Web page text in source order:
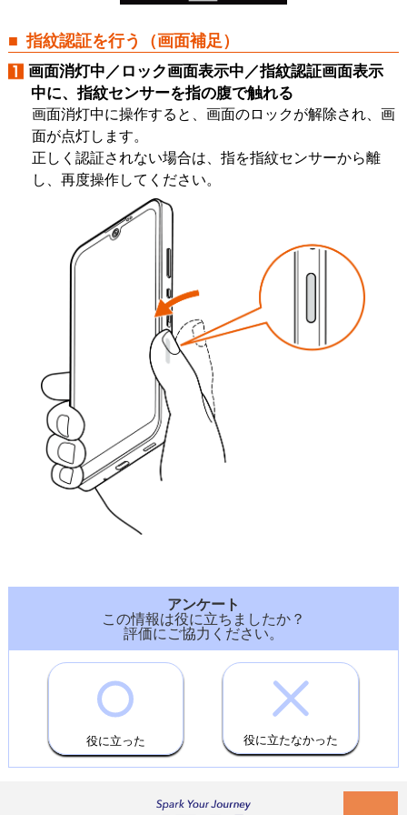
指紋認証を行う（画面補足）
画面消灯中／ロック画面表示中／指紋認証画面表示
中に、指紋センサーを指の腹で触れる
画面消灯中に操作すると、画面のロックが解除され、画
面が点灯します。
正しく認証されない場合は、指を指紋センサーから離
し、再度操作してください。
アンケート
この情報は役に立ちましたか？
評価にご協力ください。
役に立った 役に立たなかった